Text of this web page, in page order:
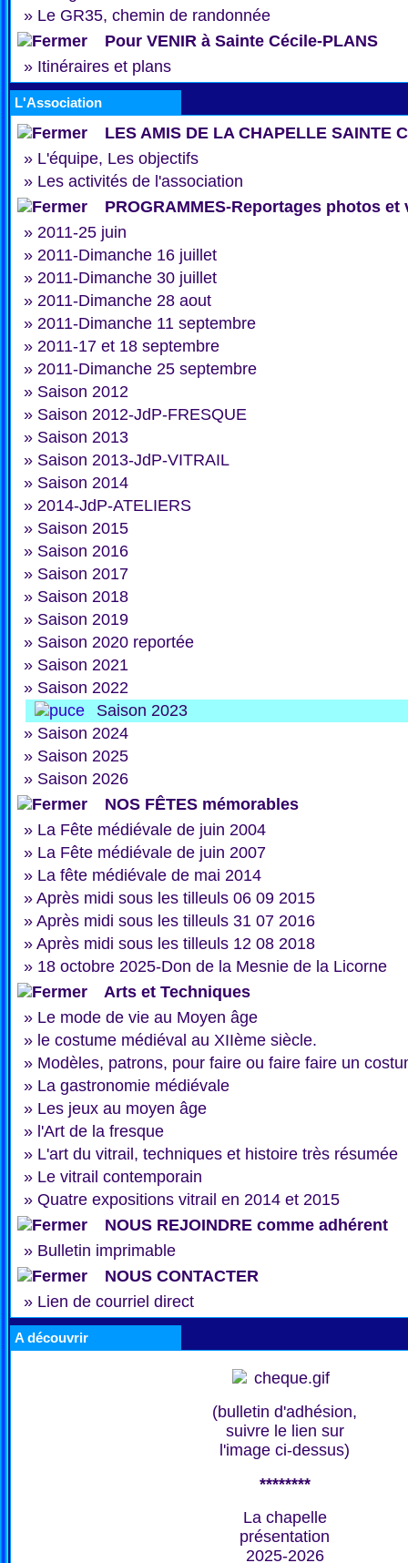
» Le GR35, chemin de randonnée
Pour VENIR à Sainte Cécile-PLANS
» Itinéraires et plans
L'Association
LES AMIS DE LA CHAPELLE SAINTE
» L'équipe, Les objectifs
» Les activités de l'association
PROGRAMMES-Reportages photos et
» 2011-25 juin
» 2011-Dimanche 16 juillet
» 2011-Dimanche 30 juillet
» 2011-Dimanche 28 aout
» 2011-Dimanche 11 septembre
» 2011-17 et 18 septembre
» 2011-Dimanche 25 septembre
» Saison 2012
» Saison 2012-JdP-FRESQUE
» Saison 2013
» Saison 2013-JdP-VITRAIL
» Saison 2014
» 2014-JdP-ATELIERS
» Saison 2015
» Saison 2016
» Saison 2017
» Saison 2018
» Saison 2019
» Saison 2020 reportée
» Saison 2021
» Saison 2022
Saison 2023
» Saison 2024
» Saison 2025
» Saison 2026
NOS FÊTES mémorables
» La Fête médiévale de juin 2004
» La Fête médiévale de juin 2007
» La fête médiévale de mai 2014
» Après midi sous les tilleuls 06 09 2015
» Après midi sous les tilleuls 31 07 2016
» Après midi sous les tilleuls 12 08 2018
» 18 octobre 2025-Don de la Mesnie de la Licorne
Arts et Techniques
» Le mode de vie au Moyen âge
» le costume médiéval au XIIème siècle.
» Modèles, patrons, pour faire ou faire faire un
» La gastronomie médiévale
» Les jeux au moyen âge
» l'Art de la fresque
» L'art du vitrail, techniques et histoire très résumée
» Le vitrail contemporain
» Quatre expositions vitrail en 2014 et 2015
NOUS REJOINDRE comme adhérent
» Bulletin imprimable
NOUS CONTACTER
» Lien de courriel direct
A découvrir
(bulletin d'adhésion,
suivre le lien sur
l'image ci-dessus)
********
La chapelle
présentation
2025-2026